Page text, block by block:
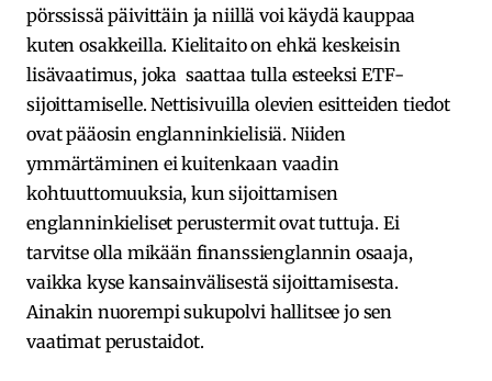
pörssissä päivittäin ja niillä voi käydä kauppaa
kuten osakkeilla. Kielitaito on ehkä keskeisin
lisävaatimus, joka saattaa tulla esteeksi ETF-
sijoittamiselle. Nettisivuilla olevien esitteiden tiedot
ovat pääosin englanninkielisiä. Niiden
ymmärtäminen ei kuitenkaan vaadin
kohtuuttomuuksia, kun sijoittamisen
englanninkieliset perustermit ovat tuttuja. Ei
tarvitse olla mikään finanssienglannin osaaja,
vaikka kyse kansainvälisestä sijoittamisesta.
Ainakin nuorempi sukupolvi hallitsee jo sen
vaatimat perustaidot.